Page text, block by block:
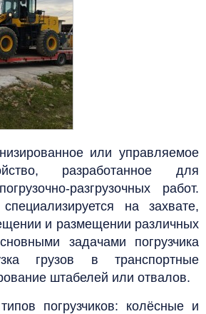
или управляемое
разработанное для
разгрузочных работ.
на захвате,
и размещении различных
задачами погрузчика
грузов в транспортные
штабелей или отвалов.
погрузчиков: колёсные и